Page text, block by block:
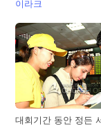
이라크
대회기간 동안 정든